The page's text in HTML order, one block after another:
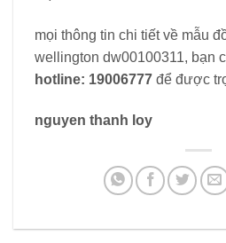
mọi thông tin chi tiết về mẫu
wellington dw00100311, bạn
hotline: 19006777 để được
nguyen thanh loy